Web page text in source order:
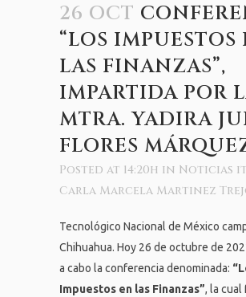
26 OCT
“LOS IMPUESTOS
LAS FINANZAS”,
IMPARTIDA POR
MTRA. YADIRA
FLORES
Posted at 14:20h in Noticias
Carla Marcela Martinez
Tecnológico Nacional de México
Chihuahua. Hoy 26 de octubre de
a cabo la conferencia denominada:
Impuestos en las Finanzas”, la cual